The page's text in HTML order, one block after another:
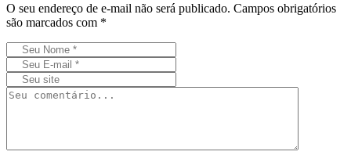
O seu endereço de e-mail não será publicado. Campos obrigatórios
são marcados com *